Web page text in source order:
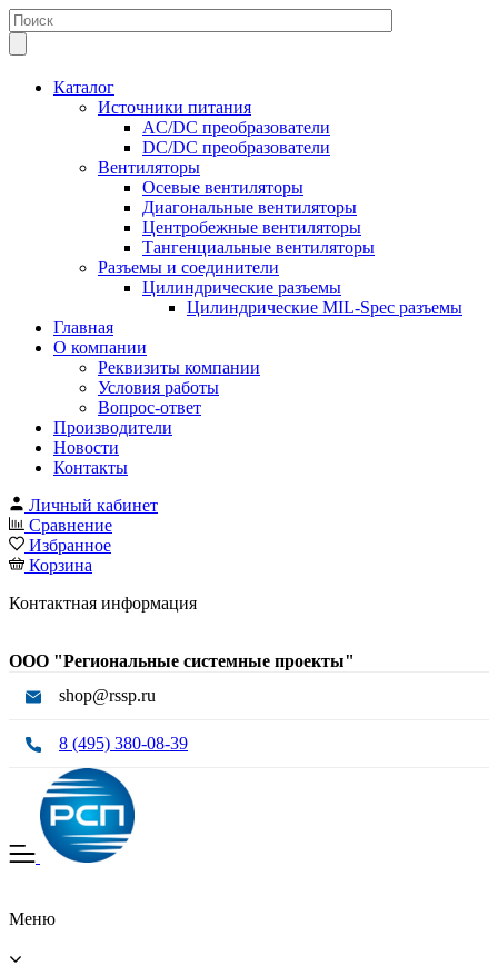
Каталог
Источники питания
AC/DC преобразователи
DC/DC преобразователи
Вентиляторы
Осевые вентиляторы
Диагональные вентиляторы
Центробежные вентиляторы
Тангенциальные вентиляторы
Разъемы и соединители
Цилиндрические разъемы
Цилиндрические MIL-Spec разъемы
Главная
О компании
Реквизиты компании
Условия работы
Вопрос-ответ
Производители
Новости
Контакты
Личный кабинет
Сравнение
Избранное
Корзина
Контактная информация
ООО "Региональные системные проекты"
shop@rssp.ru
8 (495) 380-08-39
Меню